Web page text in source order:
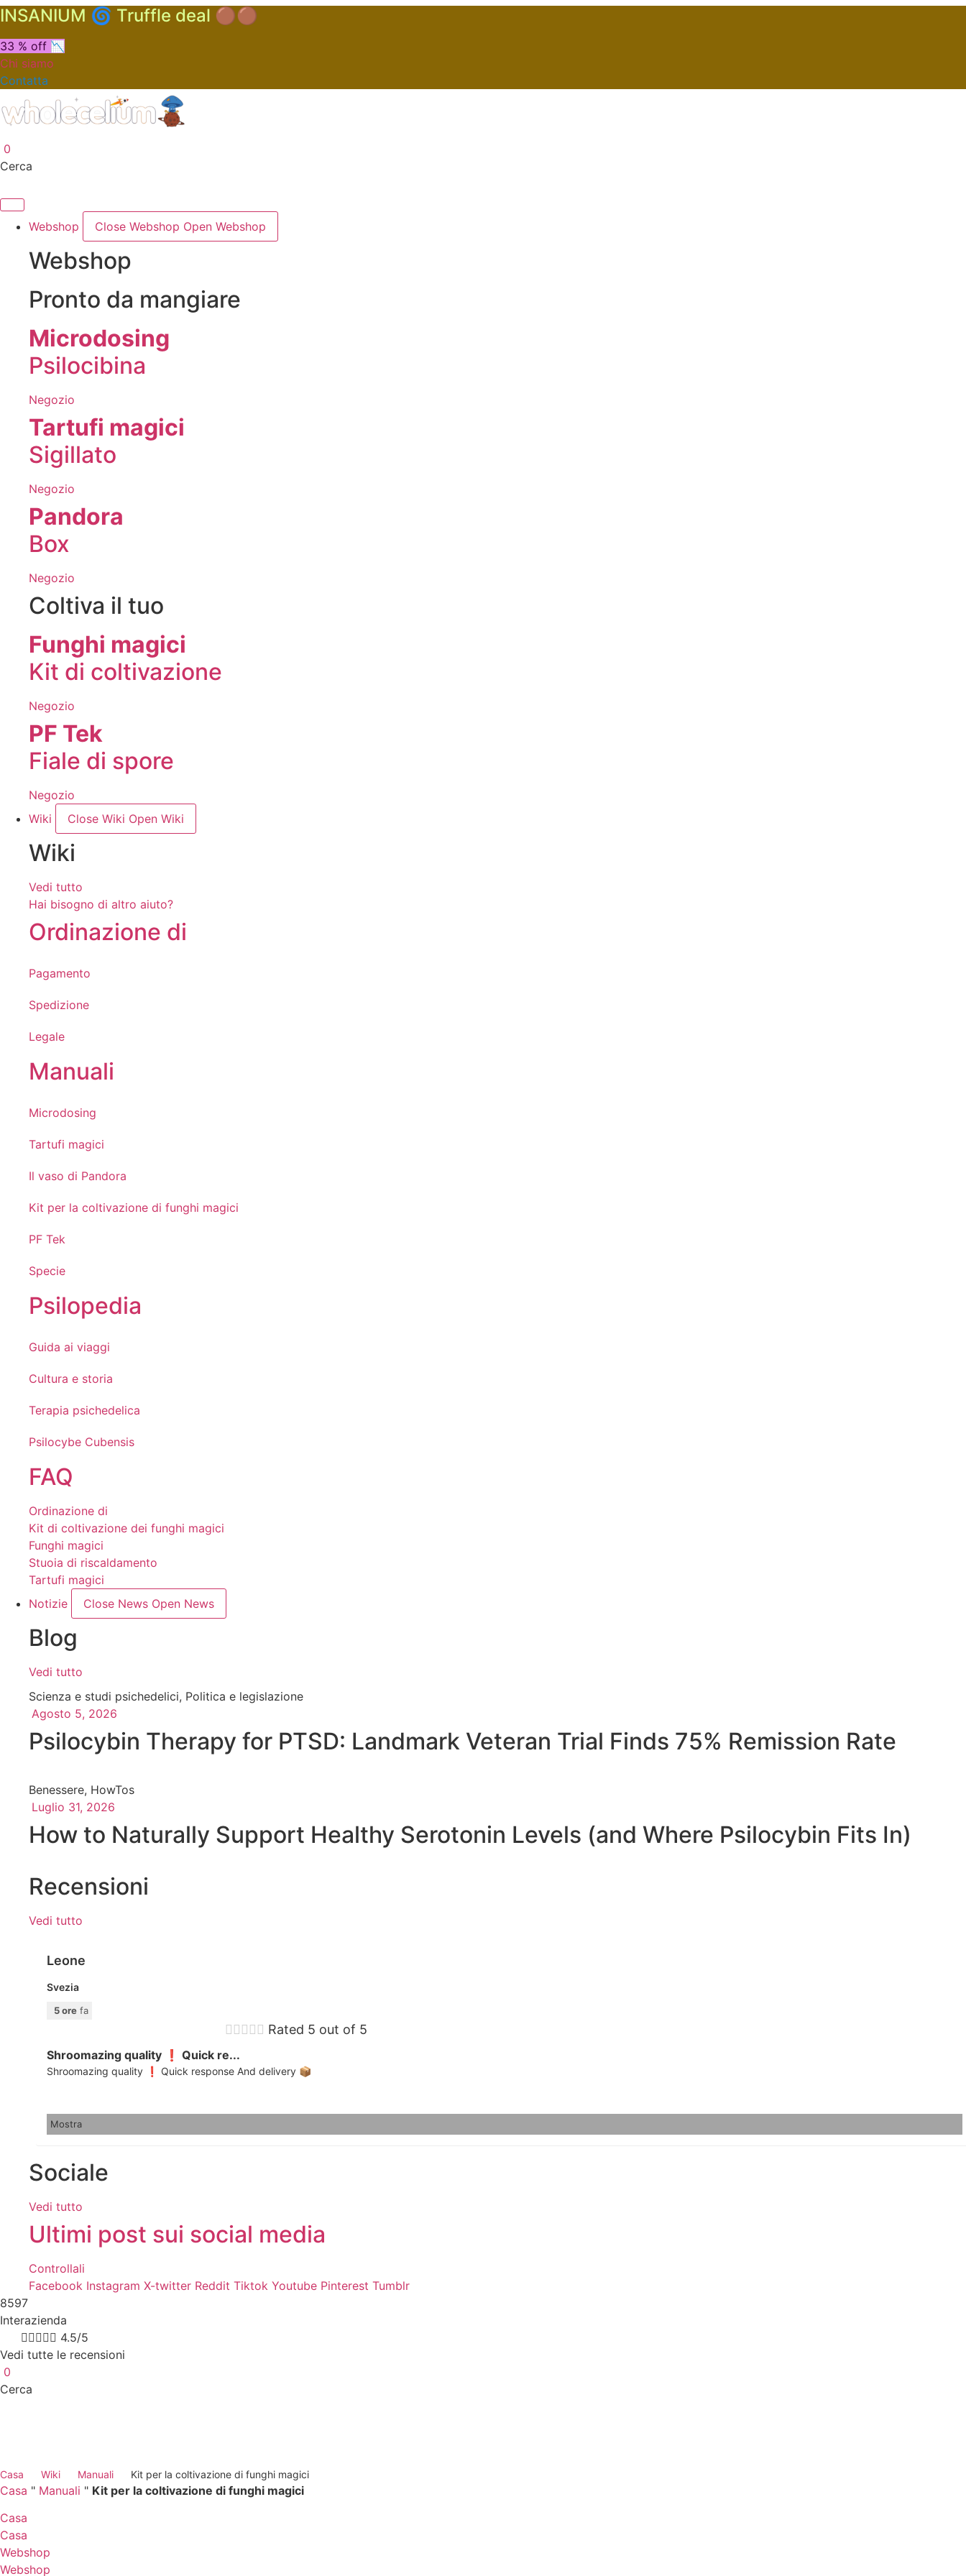
INSANIUM 🌀 Truffle deal 🟤🟤
33 % off 📉
Chi siamo
Contatta
0
Cerca
Webshop Close Webshop Open Webshop
Webshop
Pronto da mangiare
Microdosing
Psilocibina
Negozio
Tartufi magici
Sigillato
Negozio
Pandora
Box
Negozio
Coltiva il tuo
Funghi magici
Kit di coltivazione
Negozio
PF Tek
Fiale di spore
Negozio
Wiki
Close Wiki Open Wiki
Wiki
Vedi tutto
Hai bisogno di altro aiuto?
Ordinazione di
Pagamento
Spedizione
Legale
Manuali
Microdosing
Tartufi magici
Il vaso di Pandora
Kit per la coltivazione di funghi magici
PF Tek
Specie
Psilopedia
Guida ai viaggi
Cultura e storia
Terapia psichedelica
Psilocybe Cubensis
FAQ
Ordinazione di
Kit di coltivazione dei funghi magici
Funghi magici
Stuoia di riscaldamento
Tartufi magici
Notizie
Close News Open News
Blog
Vedi tutto
Scienza e studi psichedelici, Politica e legislazione
Agosto 5, 2026
Psilocybin Therapy for PTSD: Landmark Veteran Trial Finds 75% Remission Rate
Benessere, HowTos
Luglio 31, 2026
How to Naturally Support Healthy Serotonin Levels (and Where Psilocybin Fits In)
Recensioni
Vedi tutto
Leone
Svezia
5 ore fa
 Rated 5 out of 5
Shroomazing quality ❗️ Quick re...
Shroomazing quality ❗️ Quick response And delivery 📦
Mostra
Sociale
Vedi tutto
Ultimi post sui social media
Controllali
Facebook Instagram X-twitter Reddit Tiktok Youtube Pinterest Tumblr
8597
Interazienda
 4.5/5
Vedi tutte le recensioni
0
Cerca
Casa Wiki Manuali Kit per la coltivazione di funghi magici
Casa " Manuali " Kit per la coltivazione di funghi magici
Casa
Casa
Webshop
Webshop